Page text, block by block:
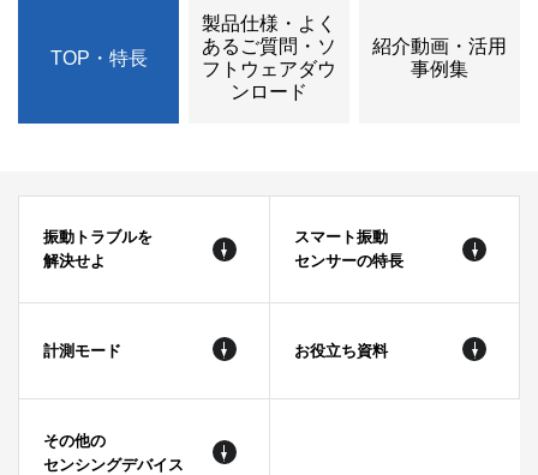
TOP・特長
製品仕様・よく
あるご質問・ ソ
フトウェアダウ
ンロード
紹介動画・活用
事例集
振動トラブルを
解決せよ
スマート振動
センサーの特長
計測モード お役立ち資料
その他の
センシングデバイス